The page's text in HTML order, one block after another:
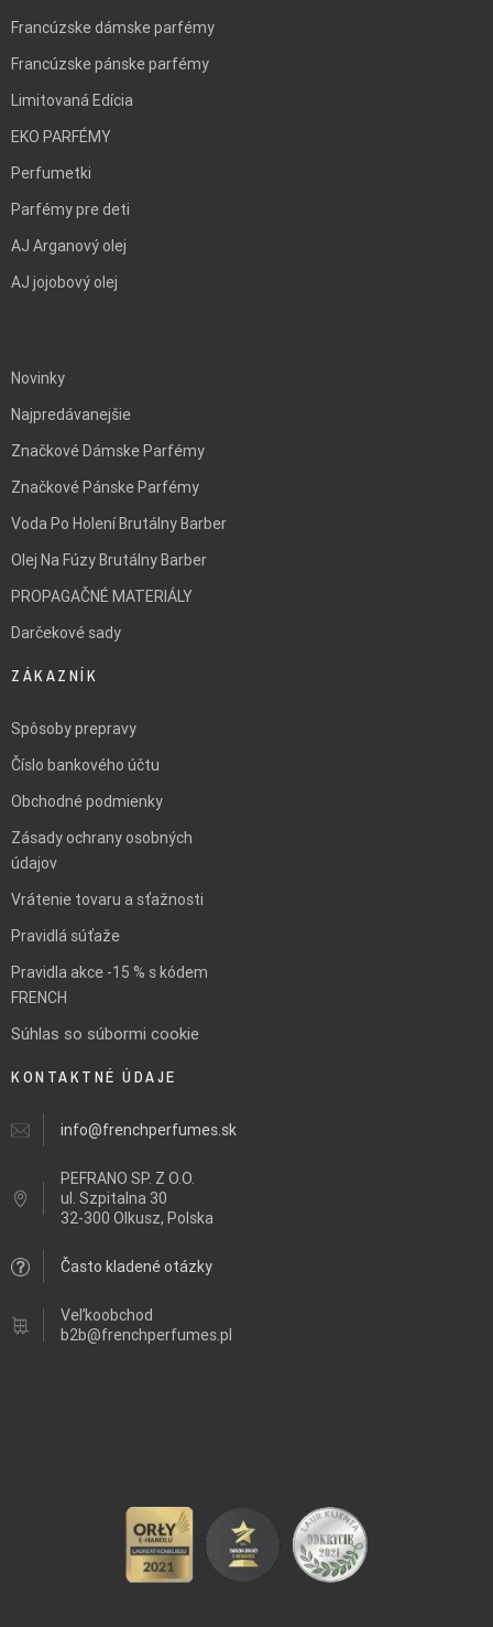
Francúzske dámske parfémy
Francúzske pánske parfémy
Limitovaná Edícia
EKO PARFÉMY
Perfumetki
Parfémy pre deti
AJ Arganový olej
AJ jojobový olej
Novinky
Najpredávanejšie
Značkové Dámske Parfémy
Značkové Pánske Parfémy
Voda Po Holení Brutálny Barber
Olej Na Fúzy Brutálny Barber
PROPAGAČNÉ MATERIÁLY
Darčekové sady
ZÁKAZNÍK
Spôsoby prepravy
Číslo bankového účtu
Obchodné podmienky
Zásady ochrany osobných
údajov
Vrátenie tovaru a sťažnosti
Pravidlá súťaže
Pravidla akce -15 % s kódem
FRENCH
Súhlas so súbormi cookie
KONTAKTNÉ ÚDAJE
info@frenchperfumes.sk
PEFRANO SP. Z O.O.
ul. Szpitalna 30
32-300 Olkusz, Polska
Často kladené otázky
Veľkoobchod
b2b@frenchperfumes.pl